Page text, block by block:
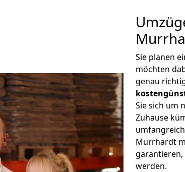
Sie planen
möchten
genau
Sie sich um
Zuhause
Murrhardt
garantieren,
werden.